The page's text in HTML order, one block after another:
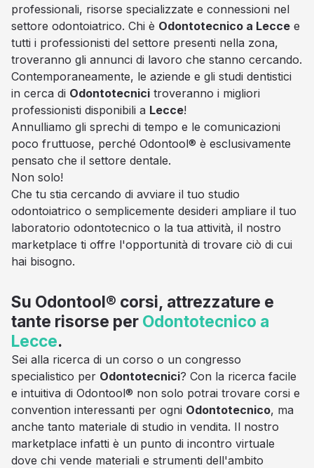
professionali, risorse specializzate e connessioni nel
settore odontoiatrico. Chi è Odontotecnico a Lecce e
tutti i professionisti del settore presenti nella zona,
troveranno gli annunci di lavoro che stanno cercando.
Contemporaneamente, le aziende e gli studi dentistici
in cerca di Odontotecnici troveranno i migliori
professionisti disponibili a Lecce!
Annulliamo gli sprechi di tempo e le comunicazioni
poco fruttuose, perché Odontool® è esclusivamente
pensato che il settore dentale.
Non solo!
Che tu stia cercando di avviare il tuo studio
odontoiatrico o semplicemente desideri ampliare il tuo
laboratorio odontotecnico o la tua attività, il nostro
marketplace ti offre l'opportunità di trovare ciò di cui
hai bisogno.
Su Odontool® corsi, attrezzature e
tante risorse per Odontotecnico a
Lecce.
Sei alla ricerca di un corso o un congresso
specialistico per Odontotecnici? Con la ricerca facile
e intuitiva di Odontool® non solo potrai trovare corsi e
convention interessanti per ogni Odontotecnico, ma
anche tanto materiale di studio in vendita. Il nostro
marketplace infatti è un punto di incontro virtuale
dove chi vende materiali e strumenti dell'ambito